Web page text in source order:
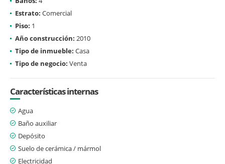
Estrato: Comercial
Piso: 1
Año construcción: 2010
Tipo de inmueble: Casa
Tipo de negocio: Venta
Características internas
Agua
Baño auxiliar
Depósito
Suelo de cerámica / mármol
Electricidad